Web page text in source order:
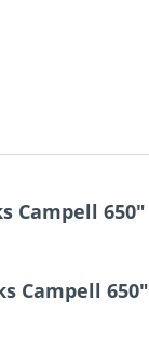
Campell 650"
Campell 650"